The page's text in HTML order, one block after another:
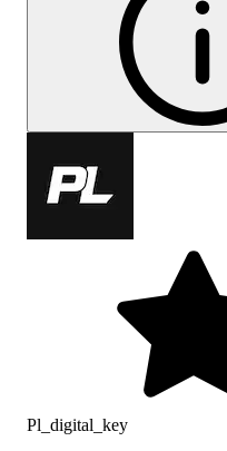
Pl_digital_key